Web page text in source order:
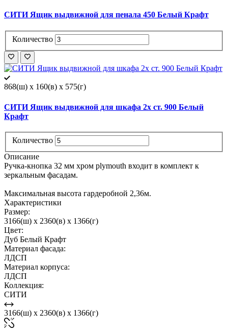
СИТИ Ящик выдвижной для пенала 450 Белый Крафт
Количество
868(ш) x 160(в) x 575(г)
СИТИ Ящик выдвижной для шкафа 2х ст. 900 Белый
Крафт
Количество
Описание
Ручка-кнопка 32 мм хром plymouth входит в комплект к
зеркальным фасадам.
Максимальная высота гардеробной 2,36м.
Характеристики
Размер:
3166(ш) x 2360(в) x 1366(г)
Цвет:
Дуб Белый Крафт
Материал фасада:
ЛДСП
Материал корпуса:
ЛДСП
Коллекция:
СИТИ
3166(ш) x 2360(в) x 1366(г)